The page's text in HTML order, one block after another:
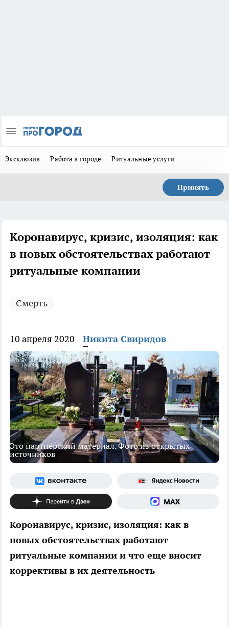
Эксклюзив Работа в городе Ритуальные услуги
Принять
Коронавирус, кризис, изоляция: как
в новых обстоятельствах работают
ритуальные компании
Смерть
10 апреля 2020 Никита Свиридов
Это партнерский материал. Фото из открытых
источников
Коронавирус, кризис, изоляция: как в
новых обстоятельствах работают
ритуальные компании и что еще вносит
коррективы в их деятельность